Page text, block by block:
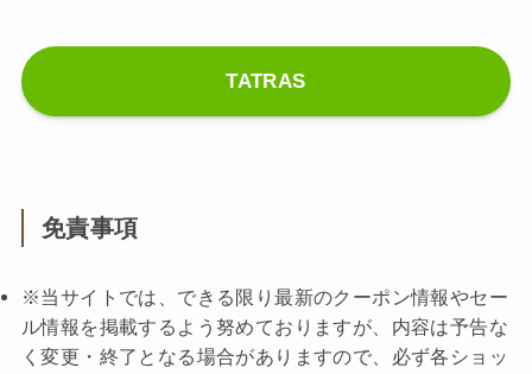
TATRAS
免責事項
※当サイトでは、できる限り最新のクーポン情報やセー
ル情報を掲載するよう努めておりますが、内容は予告な
く変更・終了となる場合がありますので、必ず各ショッ